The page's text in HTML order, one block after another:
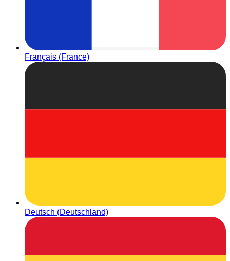
Français (France)
Deutsch (Deutschland)